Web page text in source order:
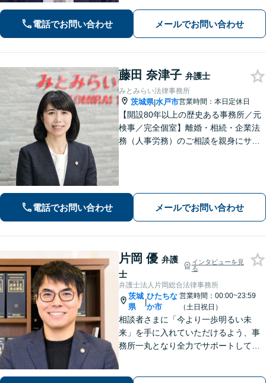
電話でお問い合わせ メールでお問い合わせ
藤田 奈津子 弁護士
みとみらい法律事務所
茨城県|水戸市営業時間：本日定休日
【開設80年以上の歴史ある事務所／元
検事／完全個室】離婚・相続・企業法
務（人事労務）のご相談を親身にサポ
中心とした企業法務に対応
電話でお問い合わせ メールでお問い合わせ
片岡 優 弁護
士
インタビューを見
る
弁護士法人片岡総合法律事務所
茨城
県
|
ひたちな
か市
営業時間：00:00~23:59
（土日祝日）
相談者さまに「今より一歩明るい未
来」を手に入れていただけるよう、事
務所一丸となり全力でサポートしてま